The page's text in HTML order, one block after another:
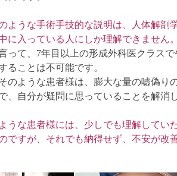
ような手術手技的な説明は、人体解剖
に入っている人にしか理解できません。
って、7年目以上の形成外科医クラス
ることは不可能です。
のような患者様は、膨大な量の嘘偽り
、自分が疑問に思っていることを解消
うな患者様には、少しでも理解してい
ですが、それでも納得せず、不安が改